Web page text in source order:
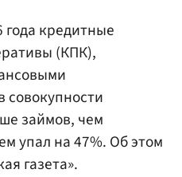
года кредитные
(КПК),
займов, чем
упал на 47%. Об этом
газета».